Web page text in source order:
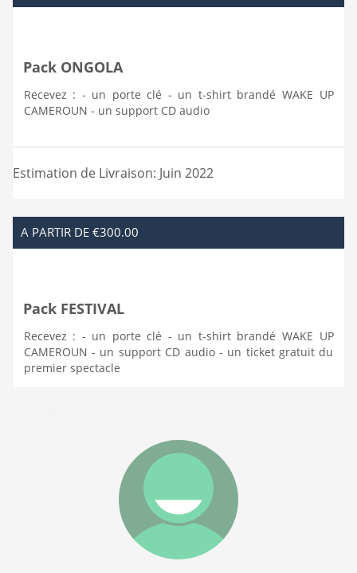
Pack ONGOLA
Recevez : - un porte clé - un t-shirt brandé WAKE UP
CAMEROUN - un support CD audio
Estimation de Livraison: Juin 2022
A PARTIR DE €300.00
Pack FESTIVAL
Recevez : - un porte clé - un t-shirt brandé WAKE UP
CAMEROUN - un support CD audio - un ticket gratuit du
premier spectacle